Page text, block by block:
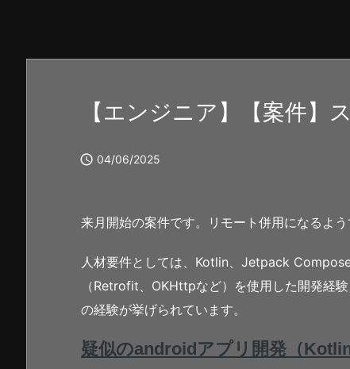
【エンジニア】【案件】
 04/06/2025
来月開始の案件です。リモート併用になるよう
人材要件としては、Kotlin、Jetpack
（Retrofit、OKHttpなど）を使用した開発経
の経験が挙げられています。